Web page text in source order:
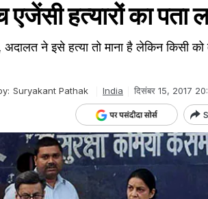
एजेंसी हत्यारों का पता
ने इसे हत्या तो माना है लेकिन किसी को
Suryakant Pathak India दिसंबर 15, 2017